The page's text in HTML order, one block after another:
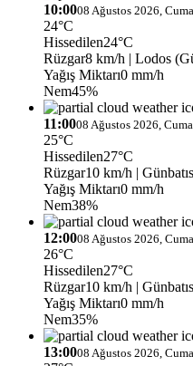
10:0008 Ağustos 2026,
24°C
Hissedilen24°C
Rüzgar8 km/h | Lodos
Yağış Miktarı0 mm/h
Nem45%
11:0008 Ağustos 2026,
25°C
Hissedilen27°C
Rüzgar10 km/h |
Yağış Miktarı0 mm/h
Nem38%
12:0008 Ağustos 2026,
26°C
Hissedilen27°C
Rüzgar10 km/h |
Yağış Miktarı0 mm/h
Nem35%
13:0008 Ağustos 2026,